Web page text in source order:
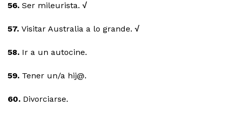
56. Ser mileurista. √
57. Visitar Australia a lo grande. √
58. Ir a un autocine.
59. Tener un/a hij@.
60. Divorciarse.